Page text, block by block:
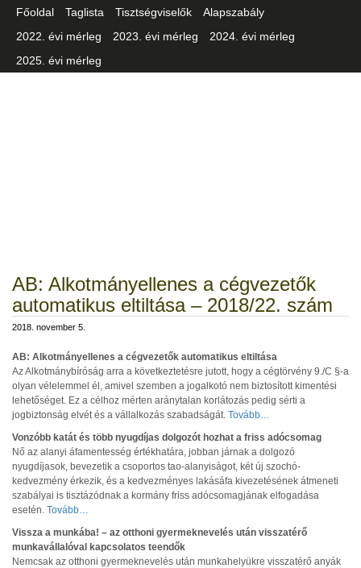
Főoldal Taglista Tisztségviselők
Alapszabály
2022. évi mérleg
2023. évi mérleg
2024. évi mérleg
2025. évi mérleg
AB: Alkotmányellenes a cégvezetők
automatikus eltiltása – 2018/22. szám
2018. november 5.
AB: Alkotmányellenes a cégvezetők automatikus eltiltása
Az Alkotmánybíróság arra a következtetésre jutott, hogy a cégtörvény 9./C §-a
olyan vélelemmel él, amivel szemben a jogalkotó nem biztosított kimentési
lehetőséget. Ez a célhoz mérten aránytalan korlátozás pedig sérti a
jogbiztonság elvét és a vállalkozás szabadságát. Tovább…
Vonzóbb katát és több nyugdíjas dolgozót hozhat a friss adócsomag
Nő az alanyi áfamentesség értékhatára, jobban járnak a dolgozó
nyugdíjasok, bevezetik a csoportos tao-alanyiságot, két új szochó-
kedvezmény érkezik, és a kedvezményes lakásáfa kivezetésének átmeneti
szabályai is tisztázódnak a kormány friss adócsomagjának elfogadása
esetén. Tovább…
Vissza a munkába! – az otthoni gyermeknevelés után visszatérő
munkavállalóval kapcsolatos teendők
Nemcsak az otthoni gyermeknevelés után munkahelyükre visszatérő anyák